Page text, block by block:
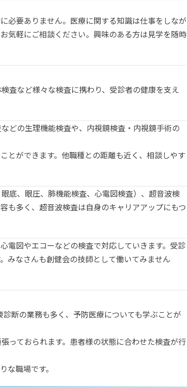
必要ありません。医療に関する知識は仕事をしなが
気軽にご相談ください。興味のある方は見学を随時
査など様々な検査に携わり、受診者の健康を支え
どの生理機能検査や、内視鏡検査・内視鏡手術の
とができます。他職種との距離も近く、相談しやす
底、眼圧、肺機能検査、心電図検査）、超音波検
も多く、超音波検査は自身のキャリアアップにもつ
電図やエコーなどの検査で対応していきます。受診
みなさんも創健会の技師として働いてみません
断の業務も多く、予防医療についても学ぶことが
っておられます。患者様の状態に合わせた検査が行
職場です。